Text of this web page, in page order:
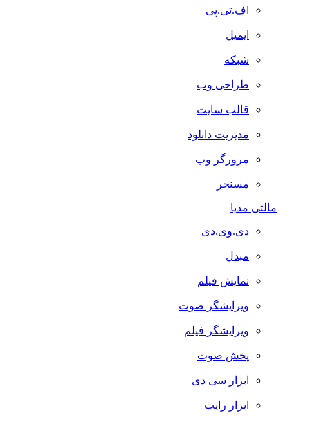
اف.تی.پی
ایمیل
شبکه
طراحی وب
قالب سایت
مدیریت دانلود
مرورگر وب
مسنجر
مالتی مدیا
دی.وی.دی
مبدل
نمایش فیلم
ویرایشگر صوت
ویرایشگر فیلم
پخش صوت
ابزار سی دی
ابزار رایت